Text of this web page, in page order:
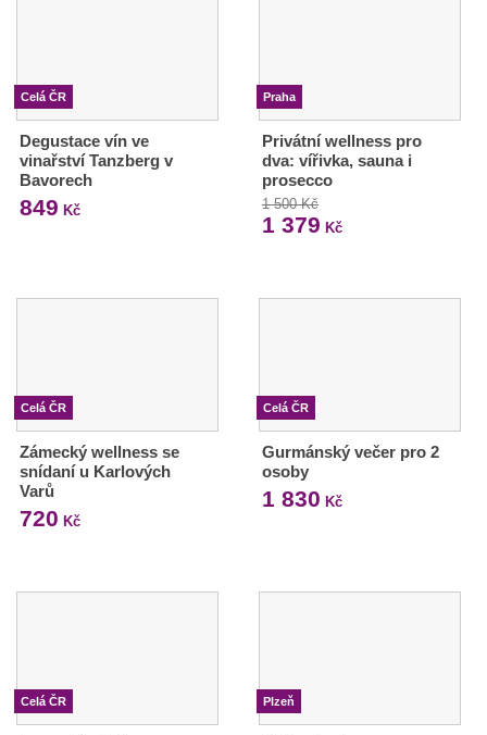
Celá ČR
Degustace vín ve
vinařství Tanzberg v
Bavorech
849 Kč
Praha
Privátní wellness pro
dva: vířivka, sauna i
prosecco
1 500 Kč
1 379 Kč
Celá ČR
Zámecký wellness se
snídaní u Karlových
Varů
720 Kč
Celá ČR
Gurmánský večer pro 2
osoby
1 830 Kč
Celá ČR Plzeň